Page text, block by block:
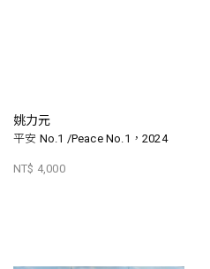
姚力元
平安 No.1 /Peace No.1，2024
NT$ 4,000